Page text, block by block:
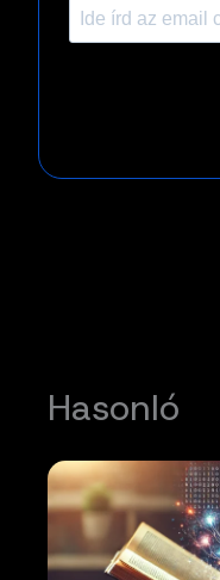
Hasonló